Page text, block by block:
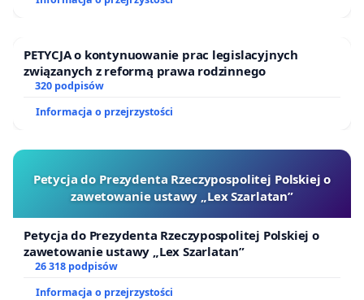
PETYCJA o kontynuowanie prac legislacyjnych
związanych z reformą prawa rodzinnego
320 podpisów
Informacja o przejrzystości
Petycja do Prezydenta Rzeczypospolitej Polskiej o
zawetowanie ustawy „Lex Szarlatan”
Petycja do Prezydenta Rzeczypospolitej Polskiej o
zawetowanie ustawy „Lex Szarlatan”
26 318 podpisów
Informacja o przejrzystości